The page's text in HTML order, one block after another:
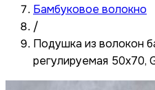
Бамбуковое волокно
/
Подушка из волокон
регулируемая 50x70,